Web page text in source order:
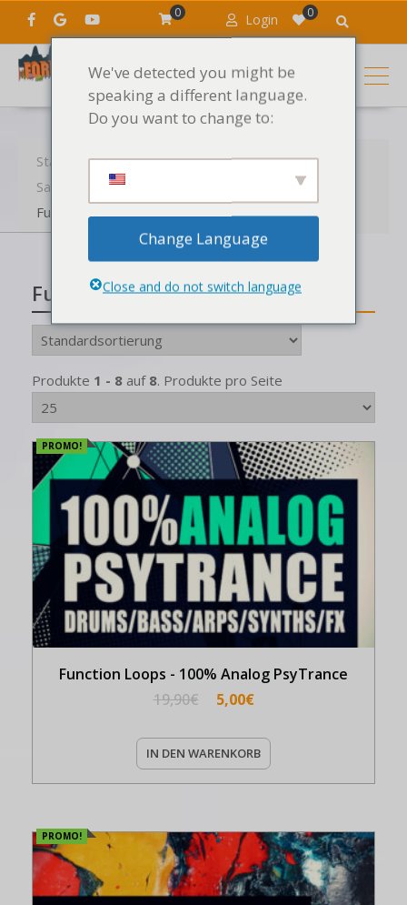
Login 0
0
Startseite Produkte
Die Geräusche
Samples
Samples nach Herstellern
Function Loops
Function Loops
Produkte 1 - 8 auf 8. Produkte pro Seite
PROMO!
Function Loops - 100% Analog PsyTrance
19,90€ 5,00€
IN DEN WARENKORB
PROMO!
We've detected you might be
speaking a different language.
Do you want to change to:
Change Language
Close and do not switch language